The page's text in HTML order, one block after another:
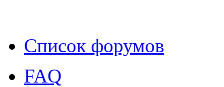
Список форумов
FAQ